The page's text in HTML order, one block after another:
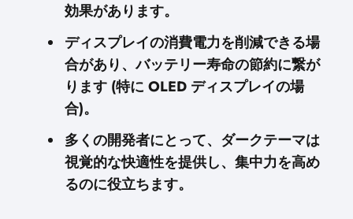
効果があります。
ディスプレイの消費電力を削減できる場
合があり、バッテリー寿命の節約に繋が
ります (特に OLED ディスプレイの場
合)。
多くの開発者にとって、ダークテーマは
視覚的な快適性を提供し、集中力を高め
るのに役立ちます。